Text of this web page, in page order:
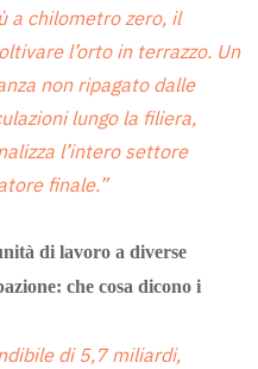
a chilometro zero, il
l’orto in terrazzo. Un
non ripagato dalle
lungo la filiera,
l’intero settore
finale.”
di lavoro a diverse
che cosa dicono i
di 5,7 miliardi,